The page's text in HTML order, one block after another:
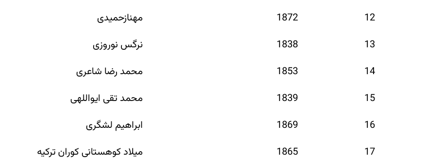
12
1872
مهنازحمیدی
13
1838
نرگس نوروزی
14
1853
محمد رضا شاعری
15
1839
محمد تقی ایواللهی
16
1869
ابراهیم لشگری
17
1865
میلاد کوهستانی کوران ترکیه